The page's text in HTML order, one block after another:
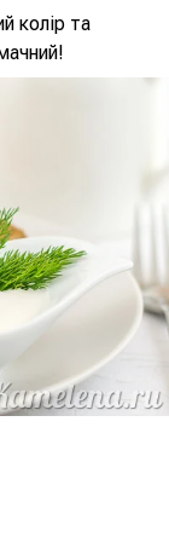
колір та